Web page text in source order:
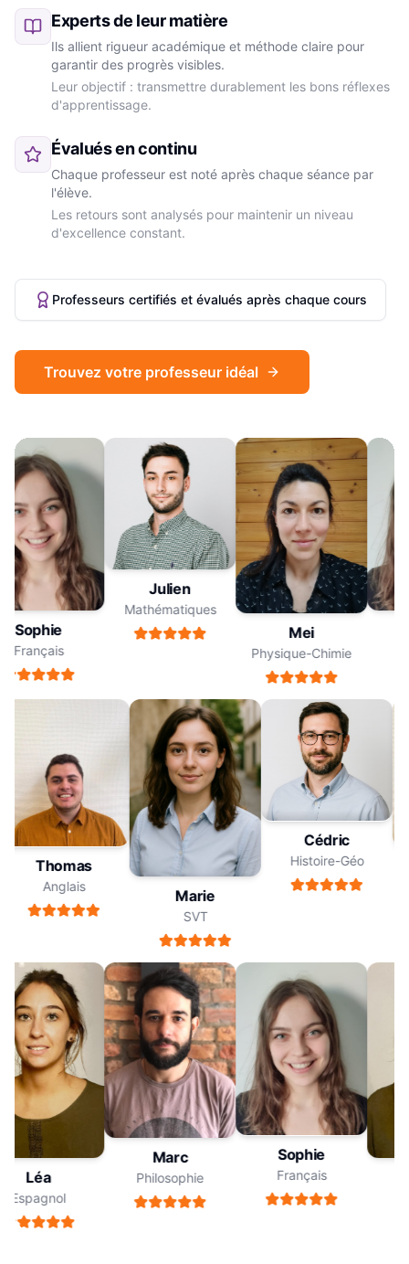
Sophie
Français
Julien
Mathématiques
Mei
Physique-Chimie
Thomas
Anglais
Marie
SVT
Cédric
Histoire-Géo
Léa
Espagnol
Marc
Philosophie
Sophie
Français
Experts de leur matière
Ils allient rigueur académique et méthode claire pour
garantir des progrès visibles.
Leur objectif : transmettre durablement les bons réflexes
d'apprentissage.
Évalués en continu
Chaque professeur est noté après chaque séance par
l'élève.
Les retours sont analysés pour maintenir un niveau
d'excellence constant.
Professeurs certifiés et évalués après chaque cours
Trouvez votre professeur idéal